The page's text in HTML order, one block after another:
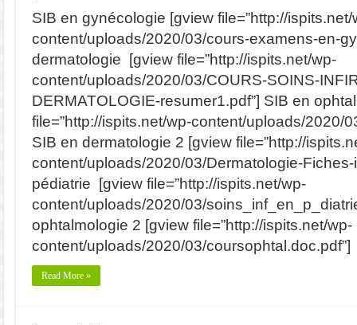
SIB en gynécologie [gview file=”http://ispits.net/
content/uploads/2020/03/cours-examens-en-
dermatologie [gview file=”http://ispits.net/wp-
content/uploads/2020/03/COURS-SOINS-
DERMATOLOGIE-resumer1.pdf”] SIB en
file=”http://ispits.net/wp-content/uploads/2020/
SIB en dermatologie 2 [gview file=”http://
content/uploads/2020/03/Dermatologie-Fiches-
pédiatrie [gview file=”http://ispits.net/wp-
content/uploads/2020/03/
ophtalmologie 2 [gview file=”http://ispits.net/wp-
content/uploads/2020/03/coursophtal.doc.pdf”]
Read More »